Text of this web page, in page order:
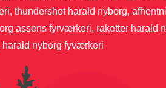
thundershot harald nyborg,
assens fyrværkeri, raketter harald
nyborg fyværkeri